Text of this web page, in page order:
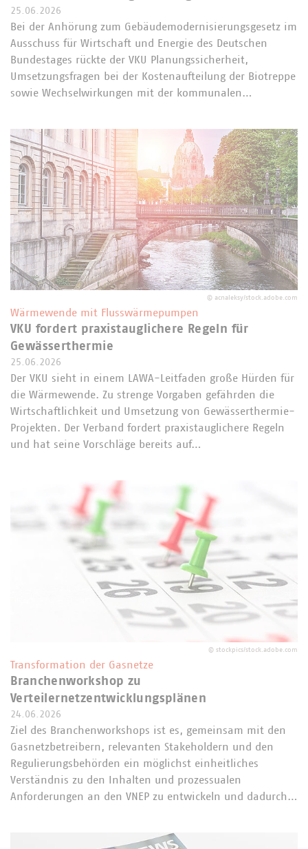
25.06.2026
Bei der Anhörung zum Gebäudemodernisierungsgesetz im
Ausschuss für Wirtschaft und Energie des Deutschen
Bundestages rückte der VKU Planungssicherheit,
Umsetzungsfragen bei der Kostenaufteilung der Biotreppe
sowie Wechselwirkungen mit der kommunalen…
© acnaleksy/stock.adobe.com
Wärmewende mit Flusswärmepumpen
VKU fordert praxistauglichere Regeln für
Gewässerthermie
25.06.2026
Der VKU sieht in einem LAWA-Leitfaden große Hürden für
die Wärmewende. Zu strenge Vorgaben gefährden die
Wirtschaftlichkeit und Umsetzung von Gewässerthermie-
Projekten. Der Verband fordert praxistauglichere Regeln
und hat seine Vorschläge bereits auf…
© stockpics/stock.adobe.com
Transformation der Gasnetze
Branchenworkshop zu
Verteilernetzentwicklungsplänen
24.06.2026
Ziel des Branchenworkshops ist es, gemeinsam mit den
Gasnetzbetreibern, relevanten Stakeholdern und den
Regulierungsbehörden ein möglichst einheitliches
Verständnis zu den Inhalten und prozessualen
Anforderungen an den VNEP zu entwickeln und dadurch…